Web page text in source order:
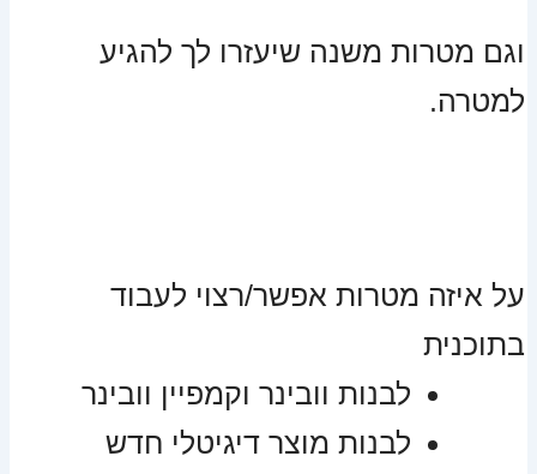
וגם מטרות משנה שיעזרו לך להגיע
למטרה.
על איזה מטרות אפשר/רצוי לעבוד
בתוכנית
לבנות וובינר וקמפיין וובינר
לבנות מוצר דיגיטלי חדש